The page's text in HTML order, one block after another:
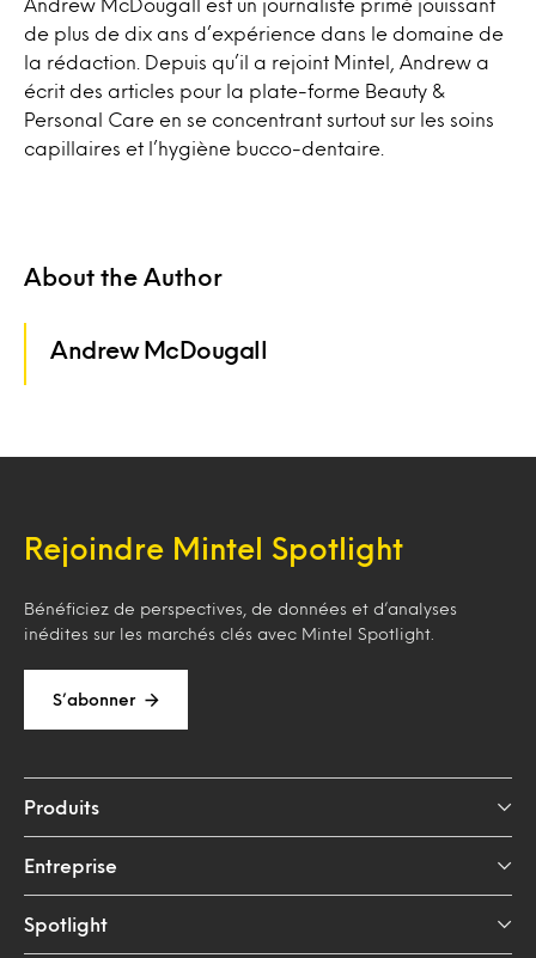
Andrew McDougall est un journaliste primé jouissant
de plus de dix ans d’expérience dans le domaine de
la rédaction. Depuis qu’il a rejoint Mintel, Andrew a
écrit des articles pour la plate-forme Beauty &
Personal Care en se concentrant surtout sur les soins
capillaires et l’hygiène bucco-dentaire.
About the Author
Andrew McDougall
Rejoindre Mintel Spotlight
Bénéficiez de perspectives, de données et d’analyses
inédites sur les marchés clés avec Mintel Spotlight.
S’abonner
Produits
Entreprise
Spotlight